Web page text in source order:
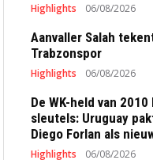
Highlights 06/08/2026
Aanvaller Salah
Trabzonspor
Highlights 06/08/2026
De WK-held van
sleutels: Uruguay
Diego Forlan als
Highlights 06/08/2026